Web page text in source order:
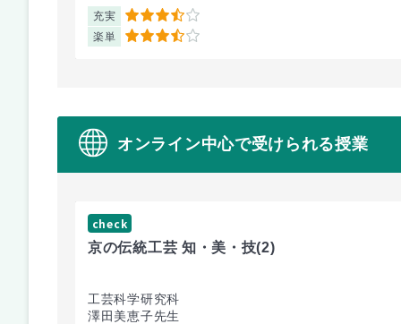
充実 3.5
楽単 3.5
オンライン中心で受けられる授業
check
京の伝統工芸 知・美・技(2)
工芸科学研究科
澤田美恵子先生